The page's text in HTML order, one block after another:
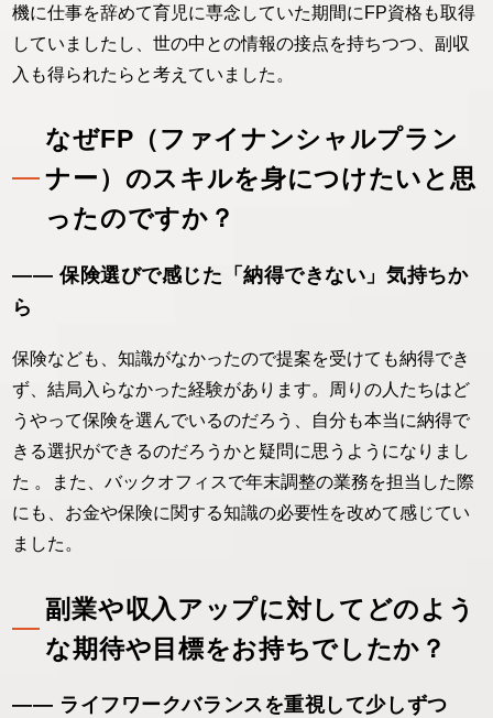
機に仕事を辞めて育児に専念していた期間にFP資格も取得
していましたし、世の中との情報の接点を持ちつつ、副収
入も得られたらと考えていました。
なぜFP（ファイナンシャルプラン
ナー）のスキルを身につけたいと思
ったのですか？
―― 保険選びで感じた「納得できない」気持ちか
ら
保険なども、知識がなかったので提案を受けても納得でき
ず、結局入らなかった経験があります。周りの人たちはど
うやって保険を選んでいるのだろう、自分も本当に納得で
きる選択ができるのだろうかと疑問に思うようになりまし
た 。また、バックオフィスで年末調整の業務を担当した際
にも、お金や保険に関する知識の必要性を改めて感じてい
ました。
副業や収入アップに対してどのよう
な期待や目標をお持ちでしたか？
―― ライフワークバランスを重視して少しずつ